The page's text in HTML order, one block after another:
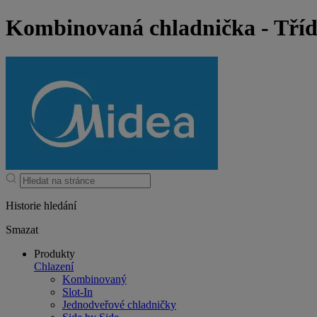
Kombinovaná chladnička -
Historie hledání
Smazat
Produkty
Chlazení
Kombinovaný
Slot-In
Jednodveřové chladničky